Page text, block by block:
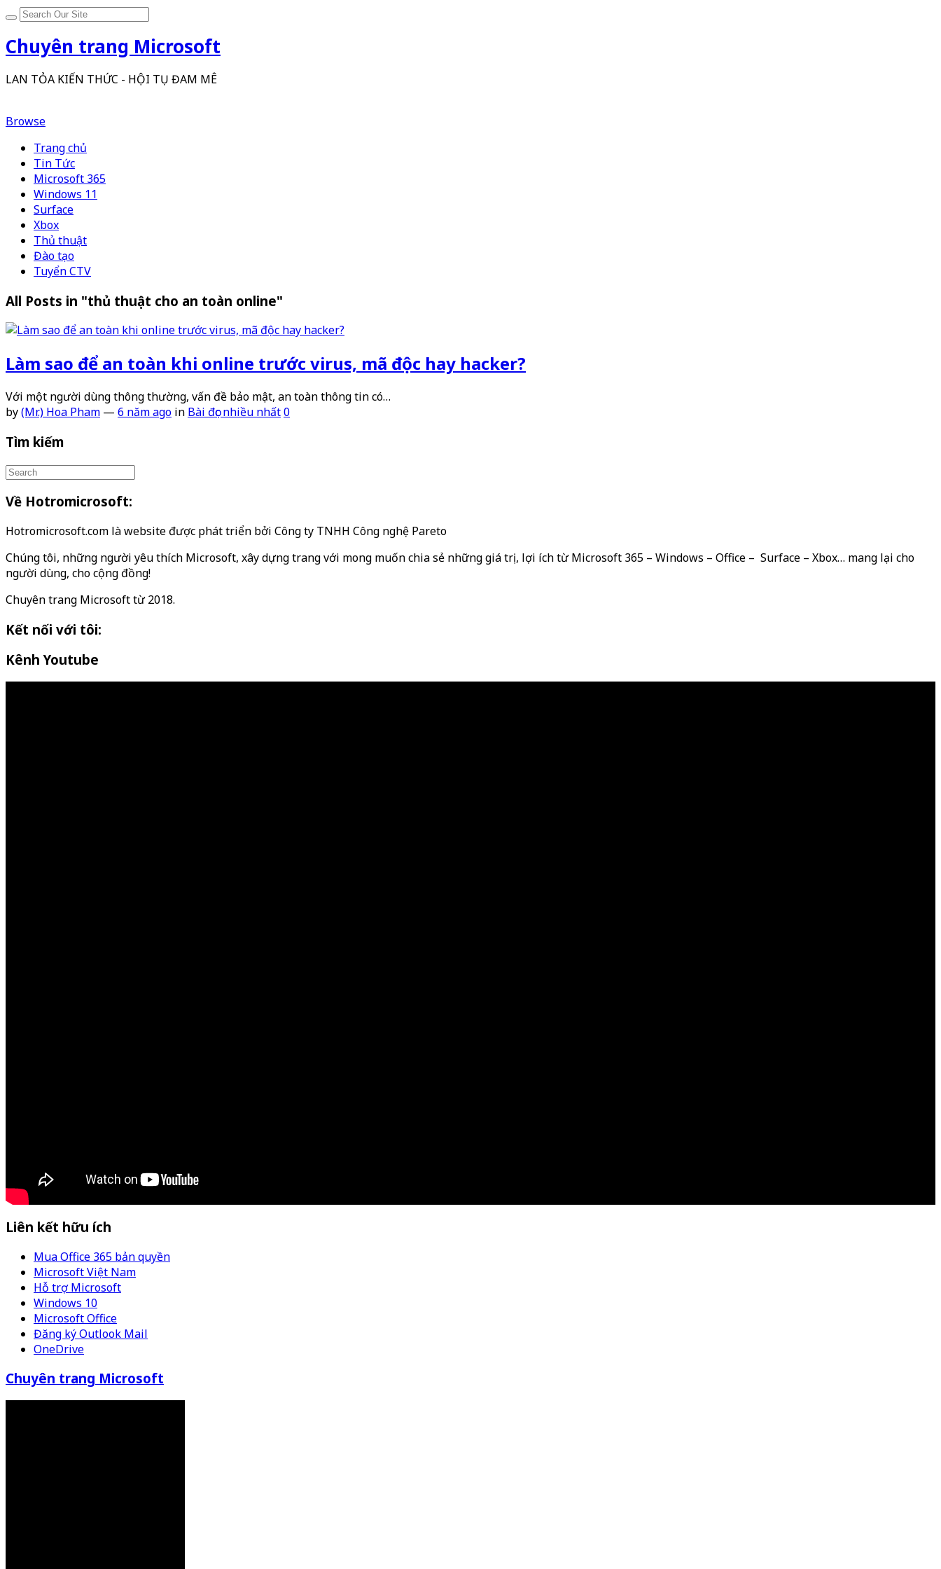
Chuyên trang Microsoft
LAN TỎA KIẾN THỨC - HỘI TỤ ĐAM MÊ
Browse
Trang chủ
Tin Tức
Microsoft 365
Windows 11
Surface
Xbox
Thủ thuật
Đào tạo
Tuyển CTV
All Posts in "thủ thuật cho an toàn online"
Làm sao để an toàn khi online trước virus, mã độc hay hacker?
Với một người dùng thông thường, vấn đề bảo mật, an toàn thông tin có…
by(Mr.) Hoa Pham — 6 năm ago in Bài đọc nhiều nhất0
Tìm kiếm
Về Hotromicrosoft:
Hotromicrosoft.com là website được phát triển bởi Công ty TNHH Công nghệ Pareto
Chúng tôi, những người yêu thích Microsoft, xây dựng trang với mong muốn chia sẻ những giá trị, lợi ích từ Microsoft 365 – Windows – Office – Surface – Xbox… mang lại cho
người dùng, cho cộng đồng!
Chuyên trang Microsoft từ 2018.
Kết nối với tôi:
Kênh Youtube
Liên kết hữu ích
Mua Office 365 bản quyền
Microsoft Việt Nam
Hỗ trợ Microsoft
Windows 10
Microsoft Office
Đăng ký Outlook Mail
OneDrive
Chuyên trang Microsoft